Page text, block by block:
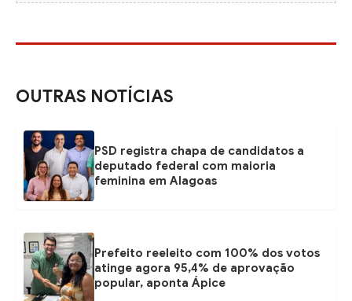
OUTRAS NOTÍCIAS
PSD registra chapa de candidatos a
deputado federal com maioria
feminina em Alagoas
Prefeito reeleito com 100% dos votos
atinge agora 95,4% de aprovação
popular, aponta Ápice